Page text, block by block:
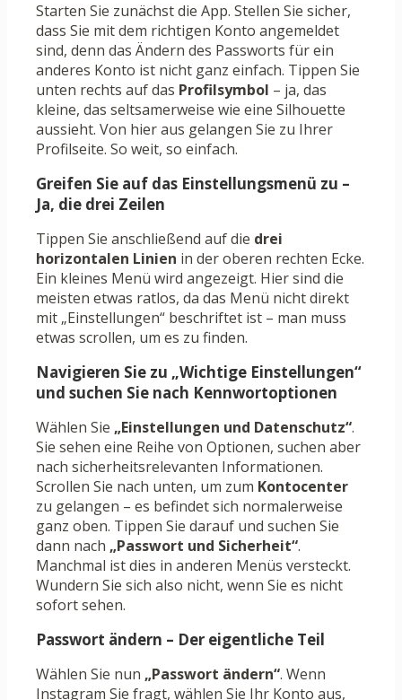
Starten Sie zunächst die App. Stellen Sie sicher,
dass Sie mit dem richtigen Konto angemeldet
sind, denn das Ändern des Passworts für ein
anderes Konto ist nicht ganz einfach. Tippen Sie
unten rechts auf das Profilsymbol – ja, das
kleine, das seltsamerweise wie eine Silhouette
aussieht. Von hier aus gelangen Sie zu Ihrer
Profilseite. So weit, so einfach.
Greifen Sie auf das Einstellungsmenü zu –
Ja, die drei Zeilen
Tippen Sie anschließend auf die drei
horizontalen Linien in der oberen rechten Ecke.
Ein kleines Menü wird angezeigt. Hier sind die
meisten etwas ratlos, da das Menü nicht direkt
mit „Einstellungen“ beschriftet ist – man muss
etwas scrollen, um es zu finden.
Navigieren Sie zu „Wichtige Einstellungen“
und suchen Sie nach Kennwortoptionen
Wählen Sie „Einstellungen und Datenschutz“.
Sie sehen eine Reihe von Optionen, suchen aber
nach sicherheitsrelevanten Informationen.
Scrollen Sie nach unten, um zum Kontocenter
zu gelangen – es befindet sich normalerweise
ganz oben. Tippen Sie darauf und suchen Sie
dann nach „Passwort und Sicherheit“.
Manchmal ist dies in anderen Menüs versteckt.
Wundern Sie sich also nicht, wenn Sie es nicht
sofort sehen.
Passwort ändern – Der eigentliche Teil
Wählen Sie nun „Passwort ändern“. Wenn
Instagram Sie fragt, wählen Sie Ihr Konto aus,